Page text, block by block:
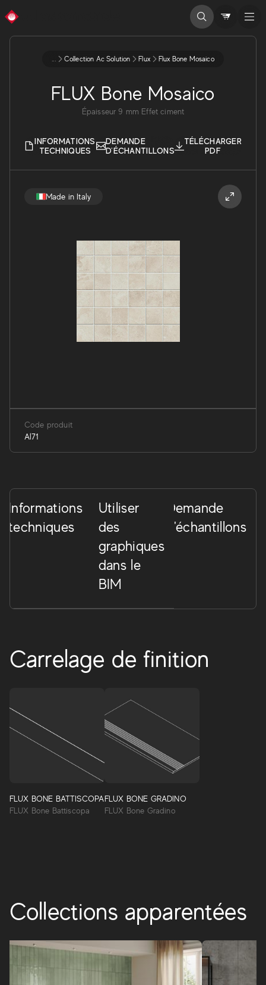
Made in Italy
... Collection Ac Solution Flux Flux Bone Mosaico
FLUX Bone Mosaico
Épaisseur 9 mm Effet ciment
INFORMATIONS
TECHNIQUES
DEMANDE
D'ÉCHANTILLONS
TÉLÉCHARGER
PDF
Code produit
Al71
Informations
techniques
Utiliser
des
graphiques
dans le
BIM
Demande
d'échantillons
Carrelage de finition
FLUX BONE BATTISCOPA
FLUX Bone Battiscopa
FLUX BONE GRADINO
FLUX Bone Gradino
Flux
De la rencontre entre le charme du ciment recyclé et le
pouvoir réfringent du métal, une proposition à l'esprit
urbain et moderne. Des surfaces séduisantes et une
palette de couleurs suggestive font de Flux l'expression
design d'intérieur.
Collections apparentées